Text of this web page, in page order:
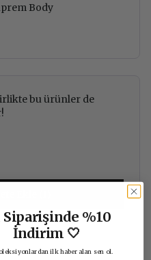
Body
bu ürünler de
%10
İndirim 🤍
ilk haber alan sen ol.